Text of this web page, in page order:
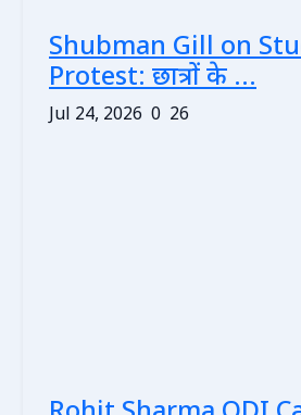
Shubman Gill on
Protest: छात्रों के ...
Jul 24, 2026 0 26